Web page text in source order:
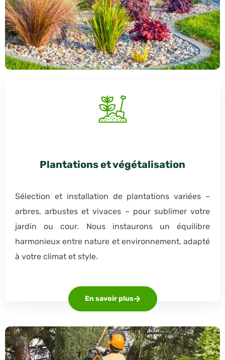
Plantations et végétalisation
Sélection et installation de plantations variées –
arbres, arbustes et vivaces – pour sublimer votre
jardin ou cour. Nous instaurons un équilibre
harmonieux entre nature et environnement, adapté
à votre climat et style.
En savoir plus